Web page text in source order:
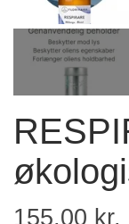
155,00 kr.